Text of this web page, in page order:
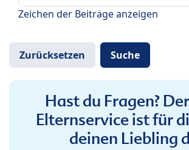
Zeichen der Beiträge anzeigen
Hast du Fragen?
Elternservice ist für
deinen Liebling